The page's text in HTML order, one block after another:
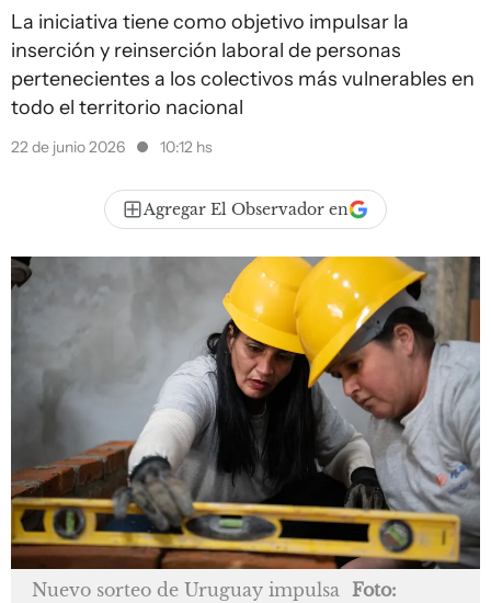
La iniciativa tiene como objetivo impulsar la
inserción y reinserción laboral de personas
pertenecientes a los colectivos más vulnerables en
todo el territorio nacional
22 de junio 2026 10:12 hs
Agregar El Observador en
Nuevo sorteo de Uruguay impulsa Foto: